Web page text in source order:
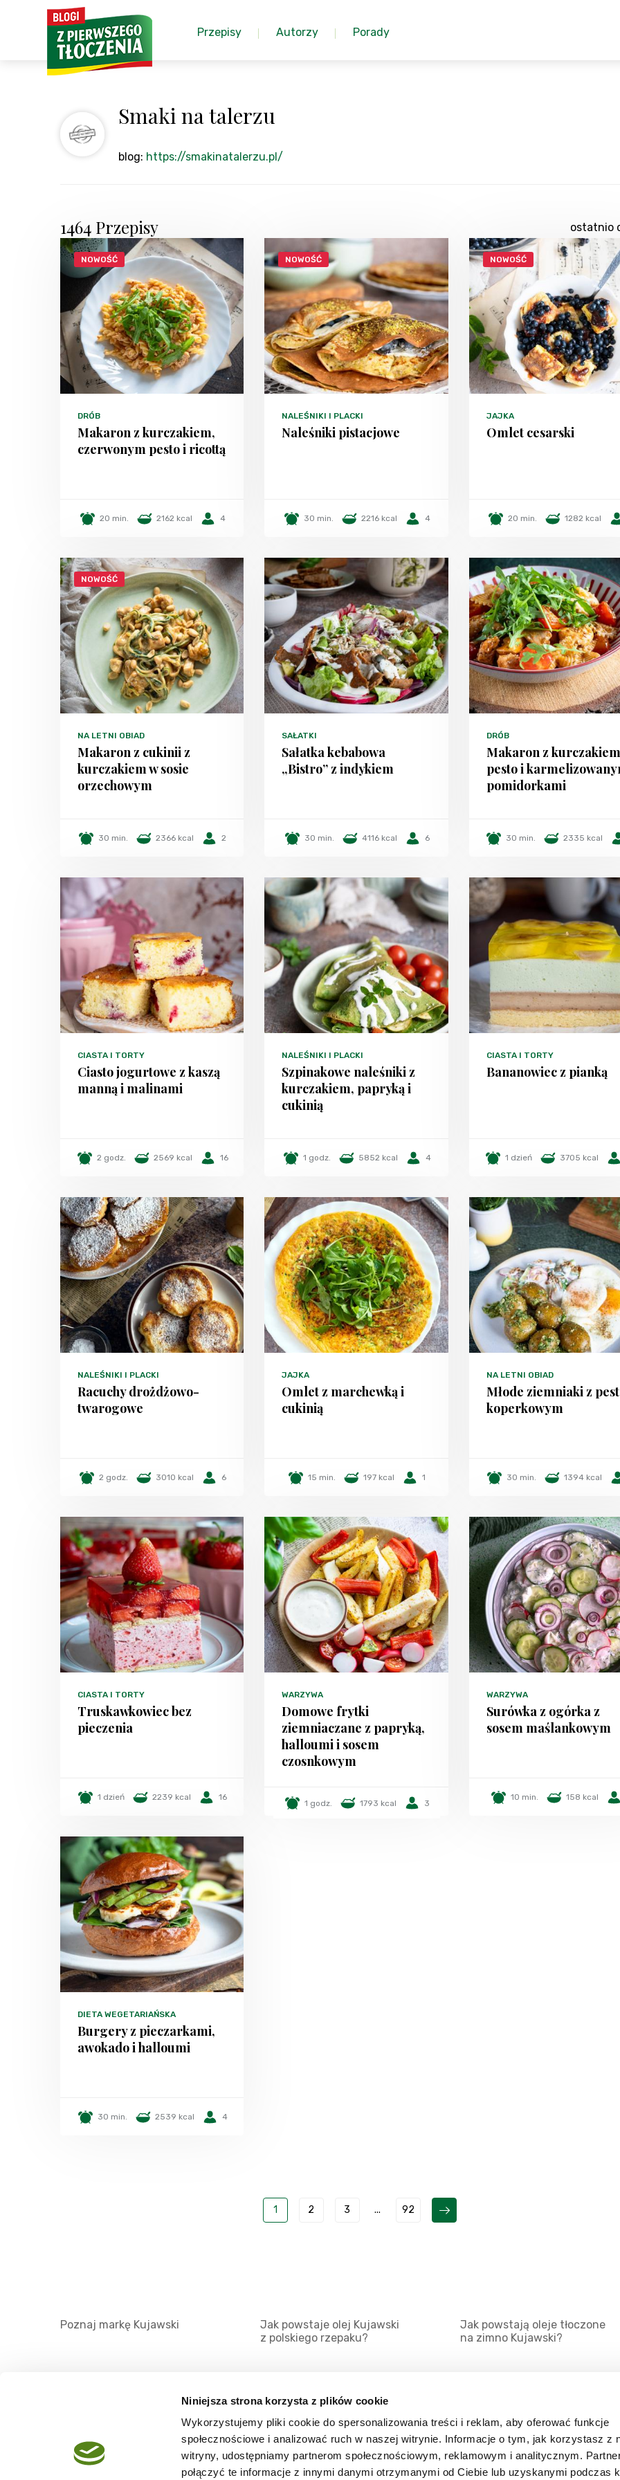
Niniejsza strona korzysta z plików cookie
Wykorzystujemy pliki cookie do spersonalizowania treści i reklam, aby oferować funkcje
społecznościowe i analizować ruch w naszej witrynie. Informacje o tym, jak korzystasz z
witryny, udostępniamy partnerom społecznościowym, reklamowym i analitycznym.
połączyć te informacje z innymi danymi otrzymanymi od Ciebie lub uzyskanymi podczas
Przepisy Autorzy Porady
Smaki na talerzu
blog: https://smakinatalerzu.pl/
1464 Przepisy ostatnio
NOWOŚĆ
DRÓB
Makaron z kurczakiem,
czerwonym pesto i ricottą
20 min. 2162 kcal 4
NOWOŚĆ
NALEŚNIKI I PLACKI
Naleśniki pistacjowe
30 min. 2216 kcal 4
NOWOŚĆ
JAJKA
Omlet cesarski
20 min. 1282 kcal
NOWOŚĆ
NA LETNI OBIAD
Makaron z cukinii z
kurczakiem w sosie
orzechowym
30 min. 2366 kcal 2
SAŁATKI
Sałatka kebabowa
„Bistro” z indykiem
30 min. 4116 kcal 6
DRÓB
Makaron z
pesto i
pomidorkami
30 min. 2335 kcal
CIASTA I TORTY
Ciasto jogurtowe z kaszą
manną i malinami
2 godz. 2569 kcal 16
NALEŚNIKI I PLACKI
Szpinakowe naleśniki z
kurczakiem, papryką i
cukinią
1 godz. 5852 kcal 4
CIASTA I TORTY
Bananowiec z pianką
1 dzień 3705 kcal
NALEŚNIKI I PLACKI
Racuchy drożdżowo-
twarogowe
2 godz. 3010 kcal 6
JAJKA
Omlet z marchewką i
cukinią
15 min. 197 kcal 1
NA LETNI OBIAD
Młode ziemniaki z
koperkowym
30 min. 1394 kcal
CIASTA I TORTY
Truskawkowiec bez
pieczenia
1 dzień 2239 kcal 16
WARZYWA
Domowe frytki
ziemniaczane z papryką,
halloumi i sosem
czosnkowym
1 godz. 1793 kcal 3
WARZYWA
Surówka z ogórka z
sosem maślankowym
10 min. 158 kcal
DIETA WEGETARIAŃSKA
Burgery z pieczarkami,
awokado i halloumi
30 min. 2539 kcal 4
1 2 3 ... 92
Poznaj markę Kujawski
Jak powstaje olej Kujawski
z polskiego rzepaku?
Jak powstają oleje tłoczone
na zimno Kujawski?
Regulamin
Mapa serwisu
Kanały RSS